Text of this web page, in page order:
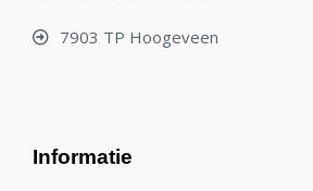
7903 TP Hoogeveen
Informatie